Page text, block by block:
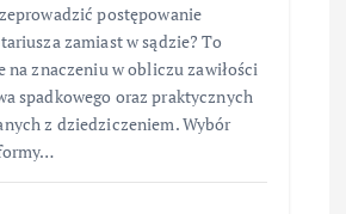
postępowanie
zamiast w sądzie? To
na znaczeniu w obliczu zawiłości
spadkowego oraz praktycznych
z dziedziczeniem. Wybór